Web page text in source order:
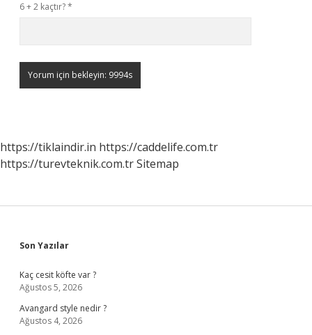
6 + 2 kaçtır?*
https://tiklaindir.in https://caddelife.com.tr
https://turevteknik.com.trSitemap
Sidebar
Son Yazılar
Kaç cesit köfte var ?
Ağustos 5, 2026
Avangard style nedir ?
Ağustos 4, 2026